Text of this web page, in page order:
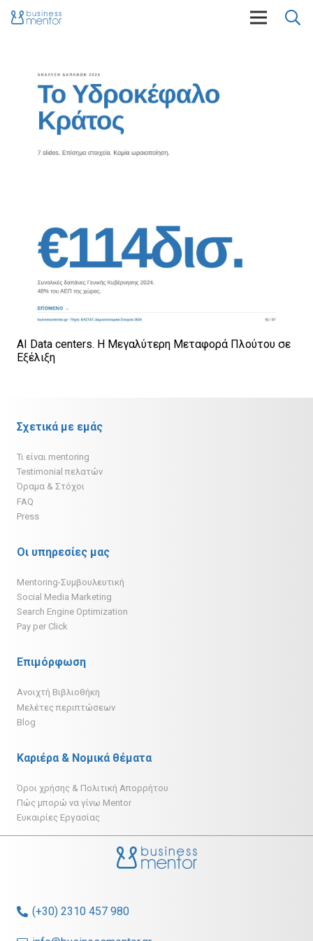
AI Data centers. Η Μεγαλύτερη Μεταφορά Πλούτου σε
Εξέλιξη
Σχετικά με εμάς
Τι είναι mentoring
Testimonial πελατών
Όραμα & Στόχοι
FAQ
Press
Οι υπηρεσίες μας
Mentoring-Συμβουλευτική
Social Media Marketing
Search Engine Optimization
Pay per Click
Επιμόρφωση
Ανοιχτή Βιβλιοθήκη
Μελέτες περιπτώσεων
Blog
Καριέρα & Νομικά θέματα
Όροι χρήσης & Πολιτική Απορρήτου
Πώς μπορώ να γίνω Mentor
Ευκαιρίες Εργασίας
(+30) 2310 457 980